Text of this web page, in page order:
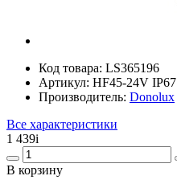
Код товара: LS365196
Артикул: HF45-24V IP67
Производитель: Donolux
Все характеристики
1 439i
В корзину